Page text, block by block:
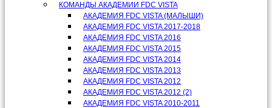
КОМАНДЫ АКАДЕМИИ FDC VISTA
АКАДЕМИЯ FDC VISTA (МАЛЫШИ)
АКАДЕМИЯ FDC VISTA 2017-2018
АКАДЕМИЯ FDC VISTA 2016
АКАДЕМИЯ FDC VISTA 2015
АКАДЕМИЯ FDC VISTA 2014
АКАДЕМИЯ FDC VISTA 2013
АКАДЕМИЯ FDC VISTA 2012
АКАДЕМИЯ FDC VISTA 2012 (2)
АКАДЕМИЯ FDC VISTA 2010-2011